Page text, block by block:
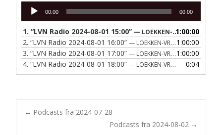
Lydafspiller
00:00 00:00
1. “LVN Radio 2024-08-01 15:00” — LOEKKEN-VRAA NAERRADIO 1:00:00
2. “LVN Radio 2024-08-01 16:00” — LOEKKEN-VRAA NAERRADIO
1:00:00
3. “LVN Radio 2024-08-01 17:00” — LOEKKEN-VRAA NAERRADIO
1:00:00
4. “LVN Radio 2024-08-01 18:00” — LOEKKEN-VRAA NAERRADIO 0:04
Post
← Podcasts fra 2024-07-28
Podcasts fra 2024-08-02 →